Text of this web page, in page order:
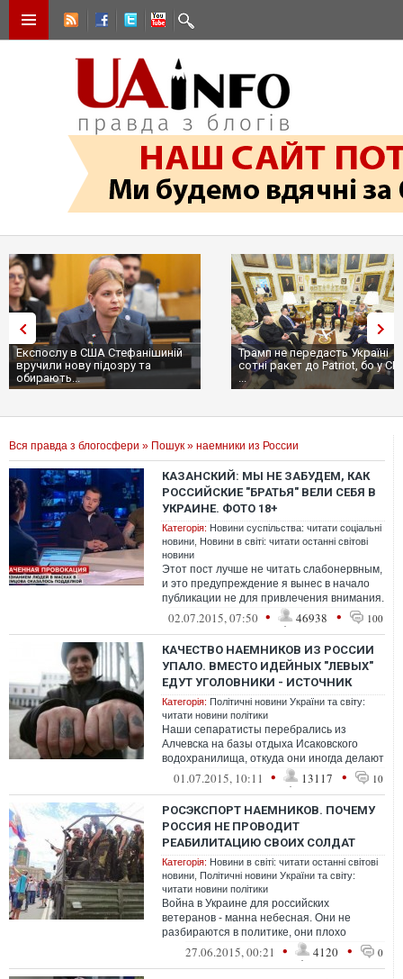
Експослу в США Стефанішиній
вручили нову підозру та
обирають...
Трамп не передасть Україні
сотні ракет до Patriot, бо у
...
Вся правда з блогосфери » Пошук » наемники из России
КАЗАНСКИЙ: МЫ НЕ ЗАБУДЕМ, КАК
РОССИЙСКИЕ "БРАТЬЯ" ВЕЛИ СЕБЯ В
УКРАИНЕ. ФОТО 18+
Категорія: Новини суспільства: читати соціальні
новини Новини в світі: читати останні світові
новини
Этот пост лучше не читать слабонервным,
и это предупреждение я вынес в начало
публикации не для привлечения внимания.
Если вид изуродованных трупов ук...
02.07.2015, 07:50 • 46938 • 100
КАЧЕСТВО НАЕМНИКОВ ИЗ РОССИИ
УПАЛО. ВМЕСТО ИДЕЙНЫХ "ЛЕВЫХ"
ЕДУТ УГОЛОВНИКИ - ИСТОЧНИК
Категорія: Політичні новини України та світу:
читати новини політики
Наши сепаратисты перебрались из
Алчевска на базы отдыха Исаковского
водохранилища, откуда они иногда делают
набеги на ближайшие дачи
01.07.2015, 10:11 • 13117 • 10
РОСЭКСПОРТ НАЕМНИКОВ. ПОЧЕМУ
РОССИЯ НЕ ПРОВОДИТ
РЕАБИЛИТАЦИЮ СВОИХ СОЛДАТ
Категорія: Новини в світі: читати останні світові
новини Політичні новини України та світу:
читати новини політики
Война в Украине для российских
ветеранов - манна небесная. Они не
разбираются в политике, они плохо
понимают, из-за чего все происходит, они
27.06.2015, 00:21 • 4120 • 0